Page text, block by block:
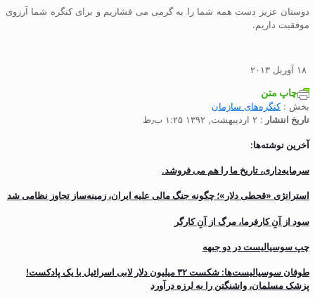
دوستان عزیز دست همه شما را به گرمی می فشاریم و برای کنگره شما آرزوی
موفقیت داریم.
چاپ متن
بخش :کنگره‌های سازمان
تاریخ انتشار : ۲ اردیبهشت, ۱۳۹۲ ۱:۲۵ ب٫ظ
آخرین نوشته‌ها:
سرمایه‌داری، تاریخ ما را هم می فروشد.
استراتژی «قحطی دلار»؛ چگونه جنگ مالی علیه ایران، زمینه‌ساز تجاوز نظامی شد
سود از آنِ کارفرما، مرگ از آنِ کارگر
چپ سوسیالیست در دو جبهه
طوفان سوسیالیست‌ها: شکست ۳۲ میلیون دلار لابی اسرائیل با یک پادکست!
پزشک مسلمان، واشنگتن را به لرزه درآورد